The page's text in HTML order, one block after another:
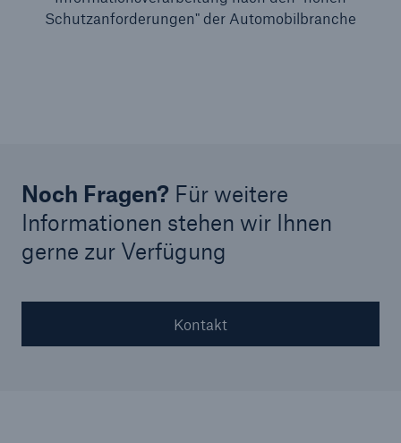
Schutzanforderungen" der Automobilbranche
Noch Fragen?Für weitere
Informationen stehen wir Ihnen
gerne zur Verfügung
Kontakt